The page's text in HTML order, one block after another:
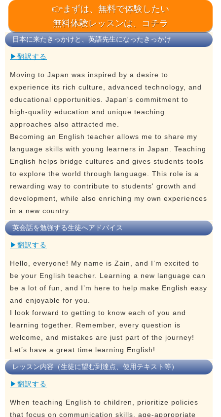
👉まずは、無料で体験したい
無料体験レッスンは、コチラ
日本に来たきっかけと、英語先生になったきっかけ
▶翻訳する
Moving to Japan was inspired by a desire to
experience its rich culture, advanced technology, and
educational opportunities. Japan's commitment to
high-quality education and unique teaching
approaches also attracted me.
Becoming an English teacher allows me to share my
language skills with young learners in Japan. Teaching
English helps bridge cultures and gives students tools
to explore the world through language. This role is a
rewarding way to contribute to students' growth and
development, while also enriching my own experiences
in a new country.
英会話を勉強する生徒へアドバイス
▶翻訳する
Hello, everyone! My name is Zain, and I’m excited to
be your English teacher. Learning a new language can
be a lot of fun, and I’m here to help make English easy
and enjoyable for you.
I look forward to getting to know each of you and
learning together. Remember, every question is
welcome, and mistakes are just part of the journey!
Let’s have a great time learning English!
レッスン内容（生徒に望む到達点、使用テキスト等）
▶翻訳する
When teaching English to children, prioritize policies
that focus on communication skills, age-appropriate